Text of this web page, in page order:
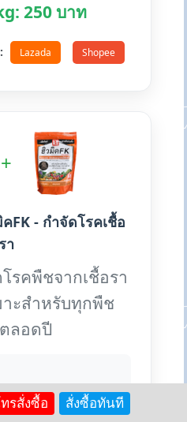
250 บาท
Lazada Shopee
+
FK - กำจัดโรคเชื้อ
รา
รคพืชจากเชื้อรา
ะสำหรับทุกพืช
ลอดปี
ห้ง
ปธอร่า
รสั่งซื้อ สั่งซื้อทันที